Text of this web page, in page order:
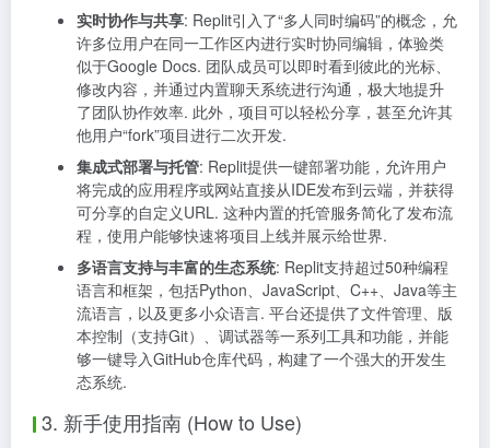
实时协作与共享: Replit引入了“多人同时编码”的概念，允
许多位用户在同一工作区内进行实时协同编辑，体验类
似于Google Docs. 团队成员可以即时看到彼此的光标、
修改内容，并通过内置聊天系统进行沟通，极大地提升
了团队协作效率. 此外，项目可以轻松分享，甚至允许其
他用户“fork”项目进行二次开发.
集成式部署与托管: Replit提供一键部署功能，允许用户
将完成的应用程序或网站直接从IDE发布到云端，并获得
可分享的自定义URL. 这种内置的托管服务简化了发布流
程，使用户能够快速将项目上线并展示给世界.
多语言支持与丰富的生态系统: Replit支持超过50种编程
语言和框架，包括Python、JavaScript、C++、Java等主
流语言，以及更多小众语言. 平台还提供了文件管理、版
本控制（支持Git）、调试器等一系列工具和功能，并能
够一键导入GitHub仓库代码，构建了一个强大的开发生
态系统.
3. 新手使用指南 (How to Use)